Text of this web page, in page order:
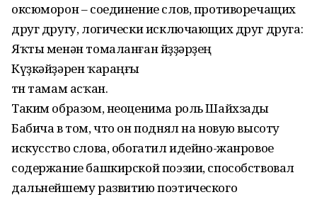
оксюморон – соединение слов, противоречащих
друг другу, логически исключающих друг друга:
Яҡты менән томаланған йөҙҙәрҙең
Күҙкәйҙәрен ҡараңғы
төн тамам асҡан.
Таким образом, неоценима роль Шайхзады
Бабича в том, что он поднял на новую высоту
искусство слова, обогатил идейно-жанровое
содержание башкирской поэзии, способствовал
дальнейшему развитию поэтического